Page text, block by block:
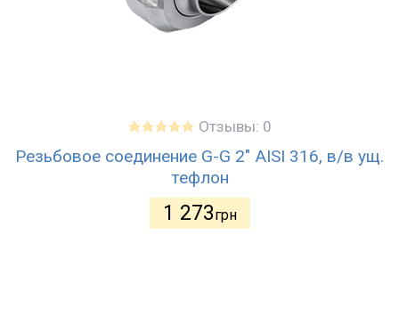
Отзывы: 0
Резьбовое соединение G-G 2" AISI 316, в/в ущ.
тефлон
1 273грн